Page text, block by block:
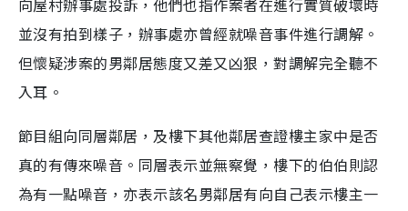
向屋村辦事處投訴，他們也指作案者在進行實質破壞時
並沒有拍到樣子，辦事處亦曾經就噪音事件進行調解。
但懷疑涉案的男鄰居態度又差又凶狠，對調解完全聽不
入耳。
節目組向同層鄰居，及樓下其他鄰居查證樓主家中是否
真的有傳來噪音。同層表示並無察覺，樓下的伯伯則認
為有一點噪音，亦表示該名男鄰居有向自己表示樓主一